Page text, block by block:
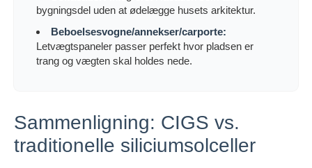
bygningsdel uden at ødelægge husets arkitektur.
Beboelsesvogne/annekser/carporte:
Letvægtspaneler passer perfekt hvor pladsen er
trang og vægten skal holdes nede.
Sammenligning: CIGS vs.
traditionelle siliciumsolceller